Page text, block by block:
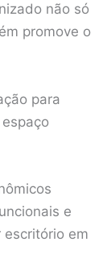
não só
promove o
para
e
escritório em